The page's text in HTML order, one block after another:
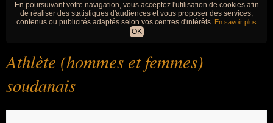
En poursuivant votre navigation, vous acceptez l'utilisation de cookies afin
de réaliser des statistiques d'audiences et vous proposer des services,
contenus ou publicités adaptés selon vos centres d'intérêts. En savoir plus
OK
Athlète (hommes et femmes)
soudanais